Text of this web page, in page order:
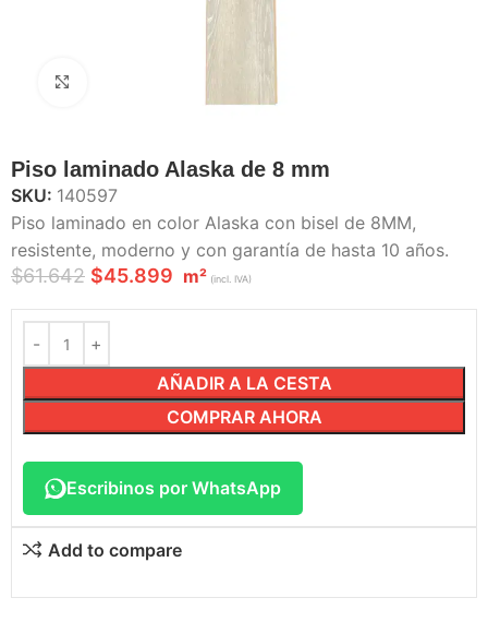
Haga Click para agrandar
Piso laminado Alaska de 8 mm
SKU: 140597
Piso laminado en color Alaska con bisel de 8MM,
resistente, moderno y con garantía de hasta 10 años.
$61.642 $45.899 m² (incl. IVA)
AÑADIR A LA CESTA
COMPRAR AHORA
Escribinos por WhatsApp
Add to compare